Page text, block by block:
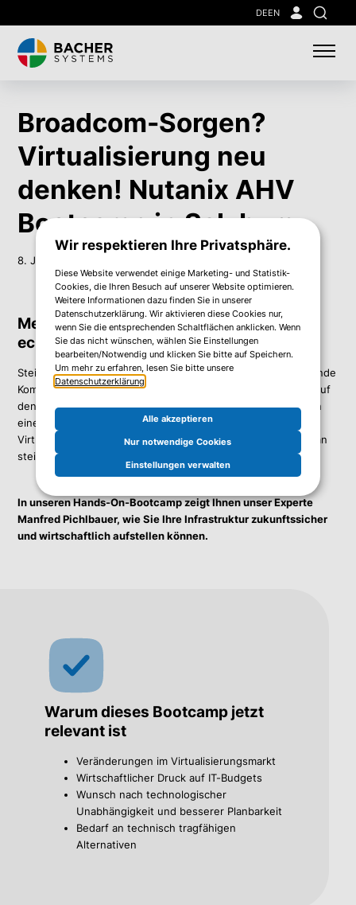
to
main
content
DEEN
Suche
Broadcom-Sorgen?
Virtualisierung neu
denken! Nutanix AHV
Bootcamp in Salzburg
8. Juni 2026
Mehr Freiheit. Weniger Kosten. Und eine
echte Alternative für Virtualisierung.
Steigende Lizenzkosten, neue Vertragsmodelle und wachsende
Komplexität stellen viele Virtualisierungsplattformen aktuell auf
den Prüfstand. Die zentrale Frage lautet dabei: Wie lässt sich
eine leistungsfähige, stabile und zukunftssichere
Virtualisierungsumgebung betreiben – ohne sich langfristig an
steigende Kosten und komplexe Lizenzmodelle zu binden?
In unseren Hands-On-Bootcamp zeigt Ihnen unser Experte
Manfred Pichlbauer, wie Sie Ihre Infrastruktur zukunftssicher
und wirtschaftlich aufstellen können.
Warum dieses Bootcamp jetzt
relevant ist
Veränderungen im Virtualisierungsmarkt
Wirtschaftlicher Druck auf IT-Budgets
Wunsch nach technologischer
Unabhängigkeit und besserer Planbarkeit
Bedarf an technisch tragfähigen
Alternativen
Wir respektieren Ihre Privatsphäre.
Diese Website verwendet einige Marketing- und Statistik-
Cookies, die Ihren Besuch auf unserer Website optimieren.
Weitere Informationen dazu finden Sie in unserer
Datenschutzerklärung. Wir aktivieren diese Cookies nur,
wenn Sie die entsprechenden Schaltflächen anklicken. Wenn
Sie das nicht wünschen, wählen Sie Einstellungen
bearbeiten/Notwendig und klicken Sie bitte auf Speichern.
Um mehr zu erfahren, lesen Sie bitte unsere
Datenschutzerklärung.
Alle akzeptieren
Nur notwendige Cookies
Einstellungen verwalten